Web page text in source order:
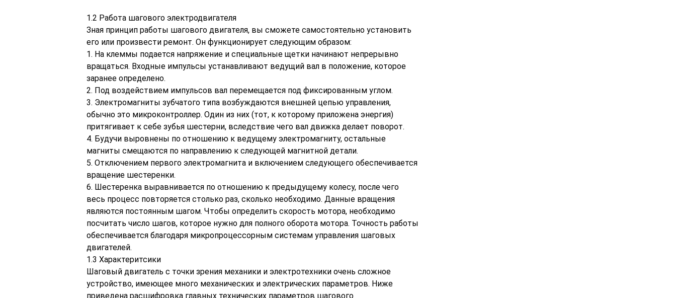
1.2 Работа шагового электродвигателя
Зная принцип работы шагового двигателя, вы сможете самостоятельно установить
его или произвести ремонт. Он функционирует следующим образом:
1. На клеммы подается напряжение и специальные щетки начинают непрерывно
вращаться. Входные импульсы устанавливают ведущий вал в положение, которое
заранее определено.
2. Под воздействием импульсов вал перемещается под фиксированным углом.
3. Электромагниты зубчатого типа возбуждаются внешней цепью управления,
обычно это микроконтроллер. Один из них (тот, к которому приложена энергия)
притягивает к себе зубья шестерни, вследствие чего вал движка делает поворот.
4. Будучи выровнены по отношению к ведущему электромагниту, остальные
магниты смещаются по направлению к следующей магнитной детали.
5. Отключением первого электромагнита и включением следующего обеспечивается
вращение шестеренки.
6. Шестеренка выравнивается по отношению к предыдущему колесу, после чего
весь процесс повторяется столько раз, сколько необходимо. Данные вращения
являются постоянным шагом. Чтобы определить скорость мотора, необходимо
посчитать число шагов, которое нужно для полного оборота мотора. Точность работы
обеспечивается благодаря микропроцессорным системам управления шаговых
двигателей.
1.3 Характеритсики
Шаговый двигатель с точки зрения механики и электротехники очень сложное
устройство, имеющее много механических и электрических параметров. Ниже
приведена расшифровка главных технических параметров шагового